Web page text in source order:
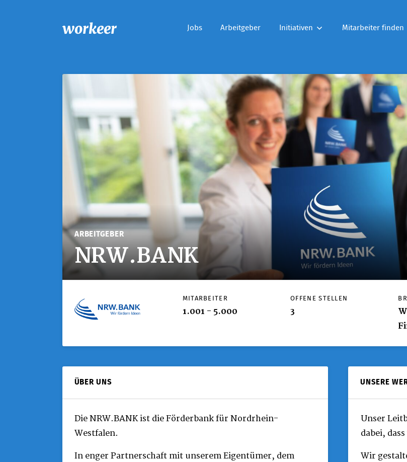
workeer Jobs Arbeitgeber Initiativen Mitarbeiter finden
ARBEITGEBER
NRW.BANK
MITARBEITER
1.001 - 5.000
OFFENE STELLEN
3
ÜBER UNS
Die NRW.BANK ist die Förderbank für Nordrhein-
Westfalen.
In enger Partnerschaft mit unserem Eigentümer, dem
UNSERE
Unser
dabei,
Wir